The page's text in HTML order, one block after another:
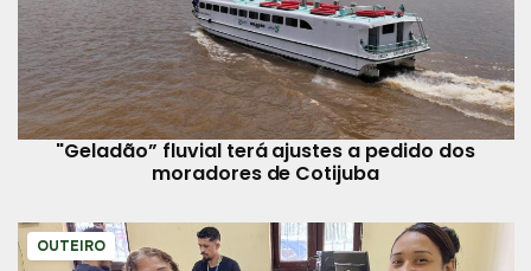
"Geladão” fluvial terá ajustes a pedido dos
moradores de Cotijuba
OUTEIRO